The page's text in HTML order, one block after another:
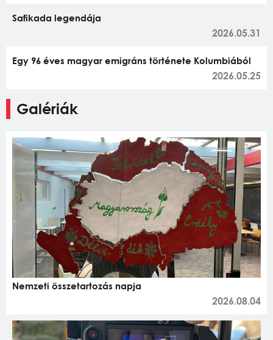
Safikada legendája
2026.05.31
Egy 96 éves magyar emigráns története Kolumbiából
2026.05.25
Galériák
Nemzeti összetartozás napja
2026.08.04